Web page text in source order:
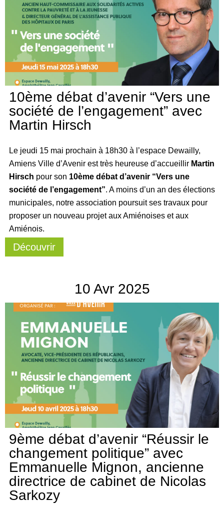
10ème débat d’avenir “Vers une
société de l’engagement” avec
Martin Hirsch
Le jeudi 15 mai prochain à 18h30 à l’espace Dewailly,
Amiens Ville d’Avenir est très heureuse d’accueillir Martin
Hirsch pour son 10ème débat d’avenir “Vers une
société de l’engagement”. A moins d’un an des élections
municipales, notre association poursuit ses travaux pour
proposer un nouveau projet aux Amiénoises et aux
Amiénois.
Découvrir
10 Avr 2025
9ème débat d’avenir “Réussir le
changement politique” avec
Emmanuelle Mignon, ancienne
directrice de cabinet de Nicolas
Sarkozy